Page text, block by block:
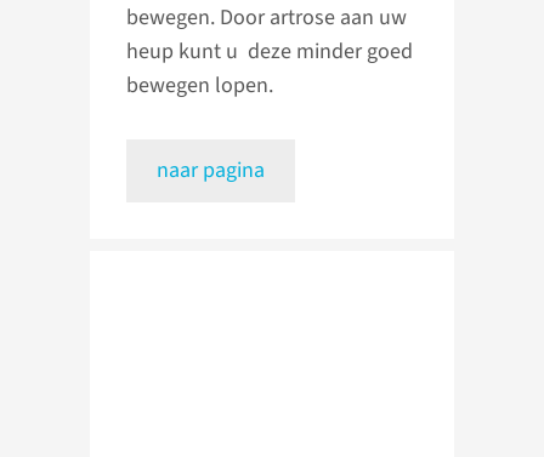
bewegen. Door artrose aan uw
heup kunt u deze minder goed
bewegen lopen.
naar pagina